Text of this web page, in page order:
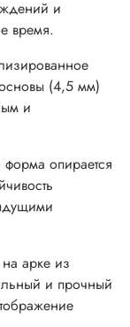
и
время.
(4,5 мм)
и
опирается
арке из
и прочный